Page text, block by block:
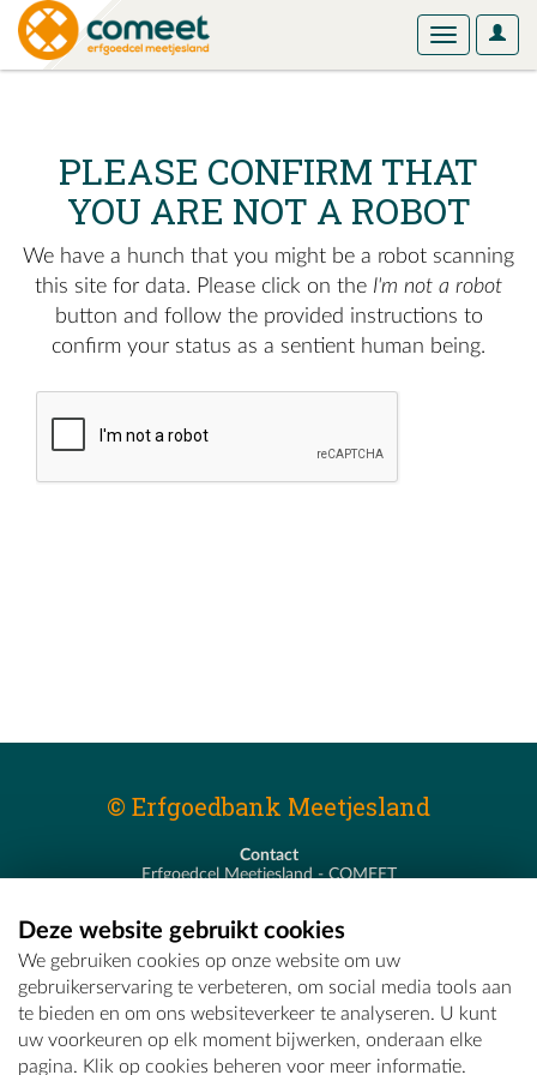
User
Toggle
PLEASE CONFIRM THAT
YOU ARE NOT A ROBOT
We have a hunch that you might be a robot scanning
this site for data. Please click on the I'm not a robot
button and follow the provided instructions to
confirm your status as a sentient human being.
© Erfgoedbank Meetjesland
Contact
Erfgoedcel Meetjesland - COMEET
T - 09 373 75 96
E -erfgoedcel@comeet.be
Deze website gebruikt cookies
We gebruiken cookies op onze website om uw
gebruikerservaring te verbeteren, om social media tools aan
te bieden en om ons websiteverkeer te analyseren. U kunt
uw voorkeuren op elk moment bijwerken, onderaan elke
pagina. Klik op cookies beheren voor meer informatie.